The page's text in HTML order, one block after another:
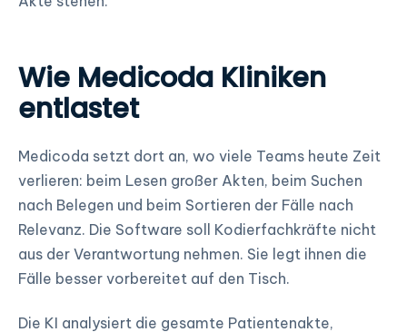
Wie Medicoda Kliniken
entlastet
Medicoda setzt dort an, wo viele Teams heute Zeit
verlieren: beim Lesen großer Akten, beim Suchen
nach Belegen und beim Sortieren der Fälle nach
Relevanz. Die Software soll Kodierfachkräfte nicht
aus der Verantwortung nehmen. Sie legt ihnen die
Fälle besser vorbereitet auf den Tisch.
Die KI analysiert die gesamte Patientenakte,